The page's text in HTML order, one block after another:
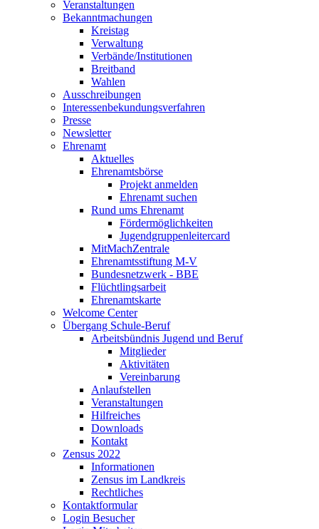
Veranstaltungen
Bekanntmachungen
Kreistag
Verwaltung
Verbände/Institutionen
Breitband
Wahlen
Ausschreibungen
Interessen­bekundungsverfahren
Presse
Newsletter
Ehrenamt
Aktuelles
Ehrenamtsbörse
Projekt anmelden
Ehrenamt suchen
Rund ums Ehrenamt
Fördermöglichkeiten
Jugendgruppenleitercard
MitMachZentrale
Ehrenamtsstiftung M-V
Bundesnetzwerk - BBE
Flüchtlingsarbeit
Ehrenamtskarte
Welcome Center
Übergang Schule-Beruf
Arbeitsbündnis Jugend und Beruf
Mitglieder
Aktivitäten
Vereinbarung
Anlaufstellen
Veranstaltungen
Hilfreiches
Downloads
Kontakt
Zensus 2022
Informationen
Zensus im Landkreis
Rechtliches
Kontaktformular
Login Besucher